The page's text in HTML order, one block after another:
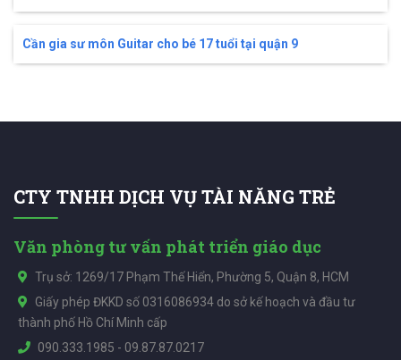
Cần gia sư môn Guitar cho bé 17 tuổi tại quận 9
CTY TNHH DỊCH VỤ TÀI NĂNG TRẺ
Văn phòng tư vấn phát triển giáo dục
Trụ sở: 1269/17 Phạm Thế Hiển, Phường 5, Quận 8, HCM
Giấy phép ĐKKD số 0316086934 do sở kế hoạch và đầu tư
thành phố Hồ Chí Minh cấp
090.333.1985 - 09.87.87.0217